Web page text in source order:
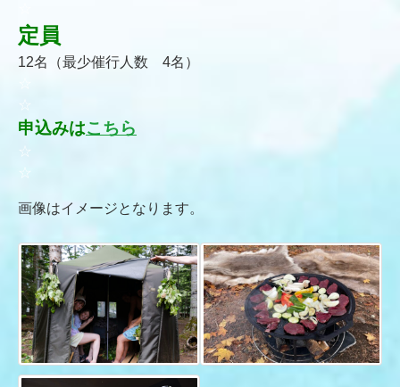
定員
12名（最少催行人数 4名）
☆
申込みはこちら
☆
☆
画像はイメージとなります。